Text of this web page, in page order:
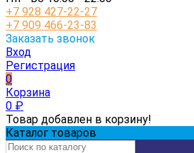
+7 928 427-22-27
+7 909 466-23-83
Заказать звонок
Вход
Регистрация
0
Корзина
0 ₽
Товар добавлен в корзину!
Каталог товаров